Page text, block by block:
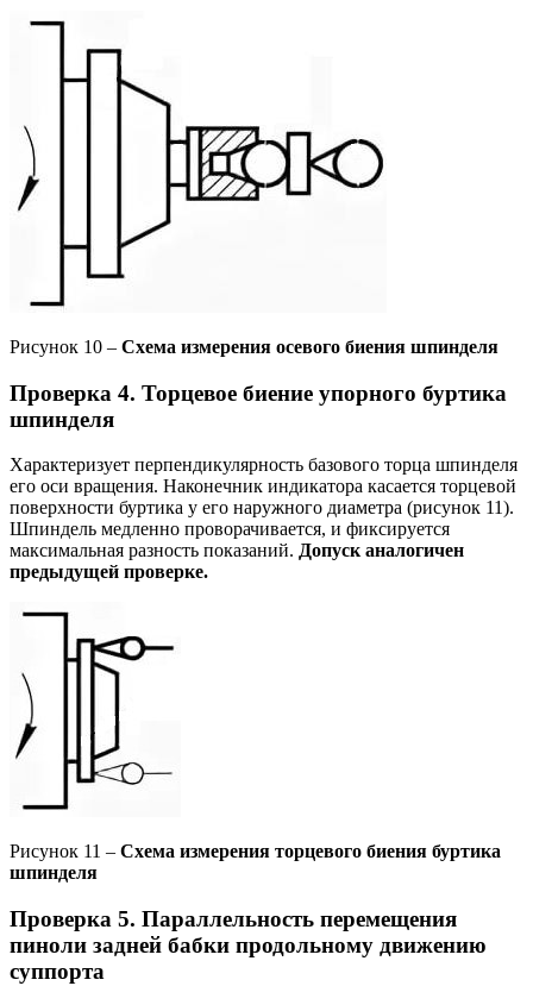
Рисунок 10 – Схема измерения осевого биения шпинделя
Проверка 4. Торцевое биение упорного буртика
шпинделя
Характеризует перпендикулярность базового торца шпинделя
его оси вращения. Наконечник индикатора касается торцевой
поверхности буртика у его наружного диаметра (рисунок 11).
Шпиндель медленно проворачивается, и фиксируется
максимальная разность показаний. Допуск аналогичен
предыдущей проверке.
Рисунок 11 – Схема измерения торцевого биения буртика
шпинделя
Проверка 5. Параллельность перемещения
пиноли задней бабки продольному движению
суппорта